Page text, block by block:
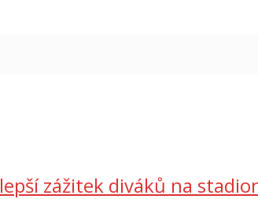
zážitek diváků na